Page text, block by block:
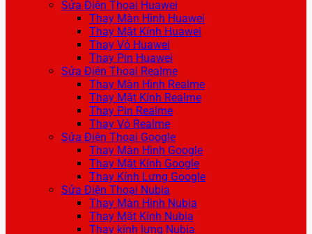
Sửa Điện Thoại Huawei
Thay Màn Hình Huawei
Thay Mặt Kính Huawei
Thay Vỏ Huawei
Thay Pin Huawei
Sửa Điện Thoại Realme
Thay Màn Hình Realme
Thay Mặt Kính Realme
Thay Pin Realme
Thay Vỏ Realme
Sửa Điện Thoại Google
Thay Màn Hình Google
Thay Mặt Kính Google
Thay Kính Lưng Google
Sửa Điện Thoại Nubia
Thay Màn Hình Nubia
Thay Mặt Kính Nubia
Thay kính lưng Nubia